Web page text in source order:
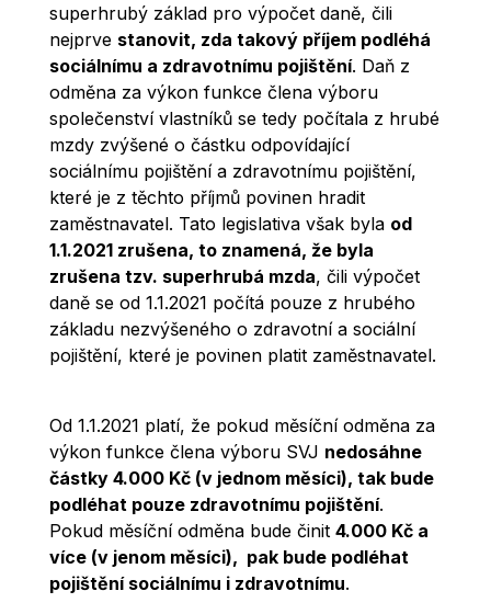
superhrubý základ pro výpočet daně, čili
nejprve stanovit, zda takový příjem podléhá
sociálnímu a zdravotnímu pojištění. Daň z
odměna za výkon funkce člena výboru
společenství vlastníků se tedy počítala z hrubé
mzdy zvýšené o částku odpovídající
sociálnímu pojištění a zdravotnímu pojištění,
které je z těchto příjmů povinen hradit
zaměstnavatel. Tato legislativa však byla od
1.1.2021 zrušena, to znamená, že byla
zrušena tzv. superhrubá mzda, čili výpočet
daně se od 1.1.2021 počítá pouze z hrubého
základu nezvýšeného o zdravotní a sociální
pojištění, které je povinen platit zaměstnavatel.
Od 1.1.2021 platí, že pokud měsíční odměna za
výkon funkce člena výboru SVJ nedosáhne
částky 4.000 Kč (v jednom měsíci), tak bude
podléhat pouze zdravotnímu pojištění.
Pokud měsíční odměna bude činit 4.000 Kč a
více (v jenom měsíci), pak bude podléhat
pojištění sociálnímu i zdravotnímu.